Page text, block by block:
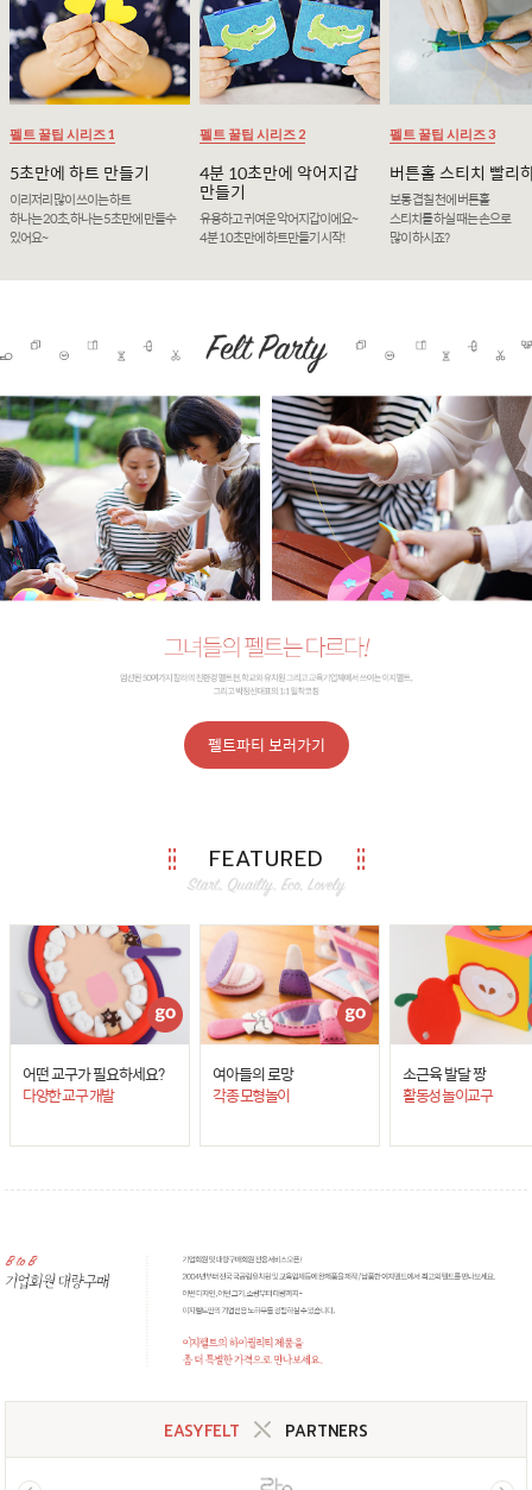
펠트 꿀팁 시리즈 1
5초만에 하트 만들기
이리저리 많이 쓰이는 하트
하나는 20초, 하나는 5초만에 만들수
있어요~
펠트 꿀팁 시리즈 2
4분 10초만에 악어지갑
만들기
유용하고 귀여운 악어지갑이에요~
4분 10초만에 하트만들기 시작!
펠트 꿀팁 시리즈 3
버튼홀 스티치 빨리
보통 겹칠 천에 버튼홀
스티치를 하실 때는 손으로
많이 하시죠?
펠트파티 보러가기
FEATURED
어떤 교구가 필요하세요?
다양한 교구 개발
여아들의 로망
각종 모형놀이
소근육 발달 짱
활동성 놀이교구
EASYFELT PARTNERS